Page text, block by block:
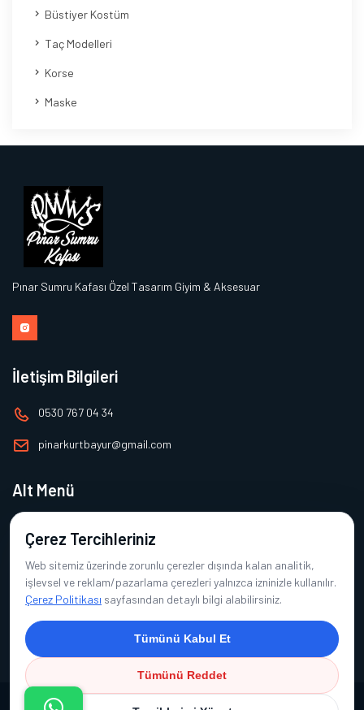
Büstiyer Kostüm
Taç Modelleri
Korse
Maske
Pınar Sumru Kafası Özel Tasarım Giyim & Aksesuar
İletişim Bilgileri
0530 767 04 34
pinarkurtbayur@gmail.com
Alt Menü
Hakkımızda
Ürünlerimiz
Referanslarımız
İletişim
Çerez Tercihleriniz
Web sitemiz üzerinde zorunlu çerezler dışında kalan analitik,
işlevsel ve reklam/pazarlama çerezleri yalnızca izninizle kullanılır.
Çerez Politikası sayfasından detaylı bilgi alabilirsiniz.
Tümünü Kabul Et
Tümünü Reddet